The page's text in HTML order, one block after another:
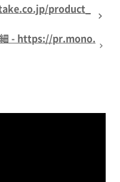
product_
細 - https://pr.mono.